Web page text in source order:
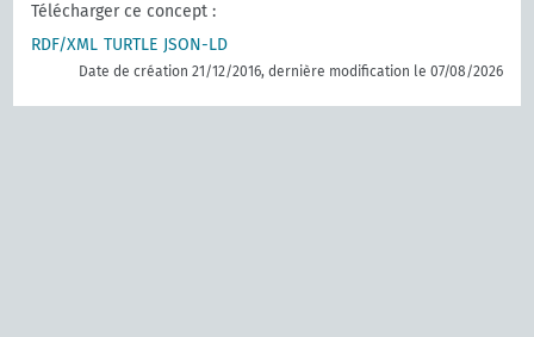
Télécharger ce concept :
RDF/XML TURTLE JSON-LD
Date de création 21/12/2016, dernière modification le 07/08/2026